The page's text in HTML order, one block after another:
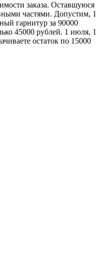
заказа. Оставшуюся
частями. Допустим, 1
гарнитур за 90000
45000 рублей. 1 июля, 1
остаток по 15000